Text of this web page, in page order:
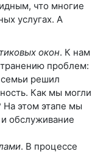
что многие
услугах. А
окон. К нам
проблем:
семьи решил
Как мы могли
На этом этапе мы
обслуживание
. В процессе